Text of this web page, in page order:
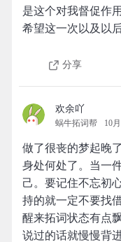
是这个对我督促作
希望这一次以及以
分享
欢余吖
蜗牛拓词帮 10
做了很丧的梦起晚
身处何处了。当一
己。要记住不忘初
持的就一定不要找借
醒来拓词状态有点
说过的话就慢慢背